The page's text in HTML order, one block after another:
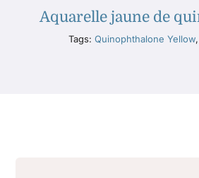
Aquarelle jaune de
Tags: Quinophthalone Yellow,